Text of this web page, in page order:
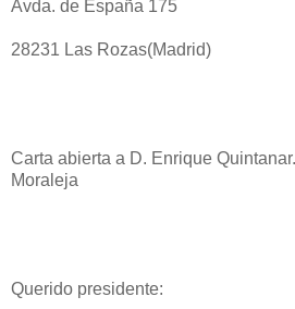
Avda. de España 175
28231 Las Rozas(Madrid)
Carta abierta a D. Enrique
Moraleja
Querido presidente: